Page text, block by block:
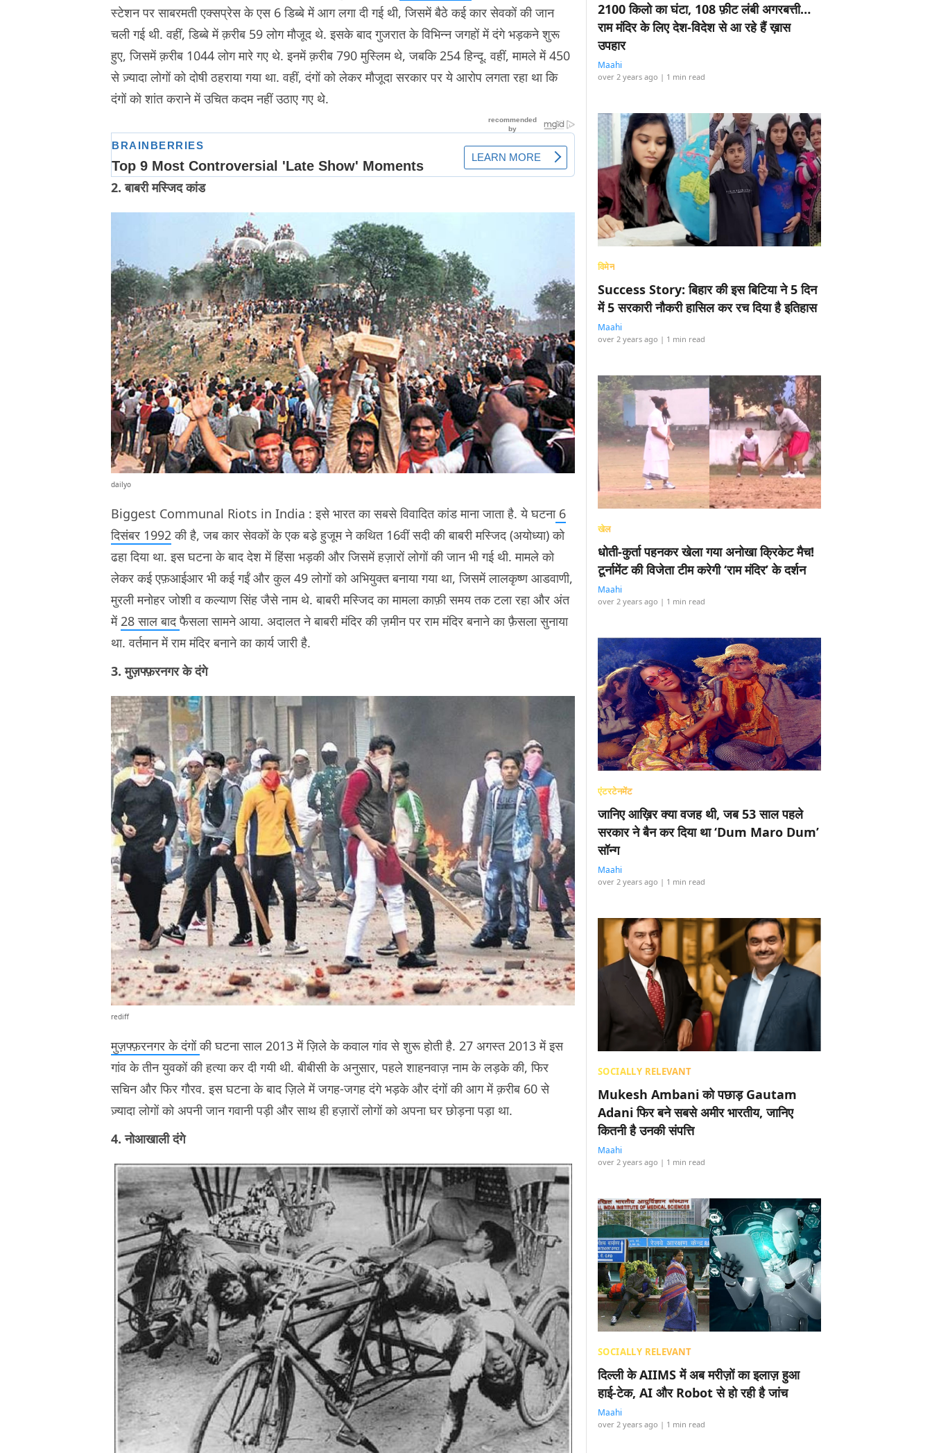
स्टेशन पर साबरमती एक्सप्रेस के एस 6 डिब्बे में आग लगा दी गई थी, जिसमें बैठे कई कार सेवकों की जान
चली गई थी. वहीं, डिब्बे में क़रीब 59 लोग मौजूद थे. इसके बाद गुजरात के विभिन्न जगहों में दंगे भड़कने शुरू
हुए, जिसमें क़रीब 1044 लोग मारे गए थे. इनमें क़रीब 790 मुस्लिम थे, जबकि 254 हिन्दू. वहीं, मामले में 450
से ज़्यादा लोगों को दोषी ठहराया गया था. वहीं, दंगों को लेकर मौजूदा सरकार पर ये आरोप लगता रहा था कि
दंगों को शांत कराने में उचित कदम नहीं उठाए गए थे.
2. बाबरी मस्जिद कांड
dailyo
Biggest Communal Riots in India : इसे भारत का सबसे विवादित कांड माना जाता है. ये घटना6
दिसंबर 1992की है, जब कार सेवकों के एक बडे़ हुजूम ने कथित 16वीं सदी की बाबरी मस्जिद (अयोध्या) को
ढहा दिया था. इस घटना के बाद देश में हिंसा भड़की और जिसमें हज़ारों लोगों की जान भी गई थी. मामले को
लेकर कई एफ़आईआर भी कई गईं और कुल 49 लोगों को अभियुक्त बनाया गया था, जिसमें लालकृष्ण आडवाणी,
मुरली मनोहर जोशी व कल्याण सिंह जैसे नाम थे. बाबरी मस्जिद का मामला काफ़ी समय तक टला रहा और अंत
में28 साल बादफैसला सामने आया. अदालत ने बाबरी मंदिर की ज़मीन पर राम मंदिर बनाने का फ़ैसला सुनाया
था. वर्तमान में राम मंदिर बनाने का कार्य जारी है.
3. मुज़फ्फ़रनगर के दंगे
rediff
मुज़फ्फ़रनगर के दंगोंकी घटना साल 2013 में ज़िले के कवाल गांव से शुरू होती है. 27 अगस्त 2013 में इस
गांव के तीन युवकों की हत्या कर दी गयी थी. बीबीसी के अनुसार, पहले शाहनवाज़ नाम के लड़के की, फिर
सचिन और फिर गौरव. इस घटना के बाद ज़िले में जगह-जगह दंगे भड़के और दंगों की आग में क़रीब 60 से
ज़्यादा लोगों को अपनी जान गवानी पड़ी और साथ ही हज़ारों लोगों को अपना घर छोड़ना पड़ा था.
4. नोआखाली दंगे
2100 किलो का घंटा, 108 फ़ीट लंबी अगरबत्ती…
राम मंदिर के लिए देश-विदेश से आ रहे हैं ख़ास
उपहार
Maahi
over 2 years ago | 1 min read
विमेन
Success Story: बिहार की इस बिटिया ने 5 दिन
में 5 सरकारी नौकरी हासिल कर रच दिया है इतिहास
Maahi
over 2 years ago | 1 min read
खेल
धोती-कुर्ता पहनकर खेला गया अनोखा क्रिकेट मैच!
टूर्नामेंट की विजेता टीम करेगी ‘राम मंदिर’ के दर्शन
Maahi
over 2 years ago | 1 min read
एंटरटेनमेंट
जानिए आख़िर क्या वजह थी, जब 53 साल पहले
सरकार ने बैन कर दिया था ‘Dum Maro Dum’
सॉन्ग
Maahi
over 2 years ago | 1 min read
SOCIALLY RELEVANT
Mukesh Ambani को पछाड़ Gautam
Adani फिर बने सबसे अमीर भारतीय, जानिए
कितनी है उनकी संपत्ति
Maahi
over 2 years ago | 1 min read
SOCIALLY RELEVANT
दिल्ली के AIIMS में अब मरीज़ों का इलाज़ हुआ
हाई-टेक, AI और Robot से हो रही है जांच
Maahi
over 2 years ago | 1 min read